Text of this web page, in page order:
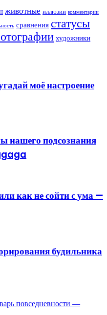
животные иллюзии комментарии
сравнения статусы
художники
моё настроение
нашего подсознания
как не сойти с ума —
будильника